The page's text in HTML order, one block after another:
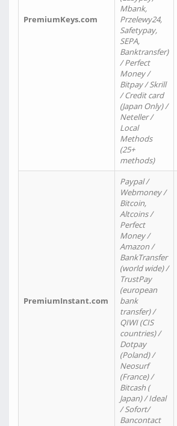
PremiumKeys.com
Mbank,
Przelewy24,
Safetypay,
SEPA,
Banktransfer)
/ Perfect
Money /
Bitpay / Skrill
/ Credit card
(Japan Only) /
Neteller /
Local
Methods
(25+
methods)
PremiumInstant.com
Paypal /
Webmoney /
Bitcoin,
Altcoins /
Perfect
Money /
Amazon /
BankTransfer
(world wide) /
TrustPay
(european
bank
transfer) /
QIWI (CIS
countries) /
Dotpay
(Poland) /
Neosurf
(France) /
Bitcash (
Japan) / Ideal
/ Sofort/
Bancontact